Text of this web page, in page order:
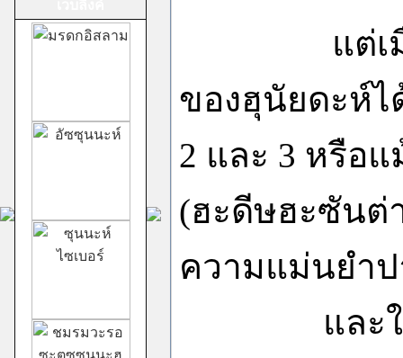
ชีอะฮ์อิหม่ามสิบ
แต่เมื่อไม่
ของฮุนัยดะห์
2 และ 3 หรือ
(ฮะดีษฮะซันต่
ความแม่นยำ
และในศาส